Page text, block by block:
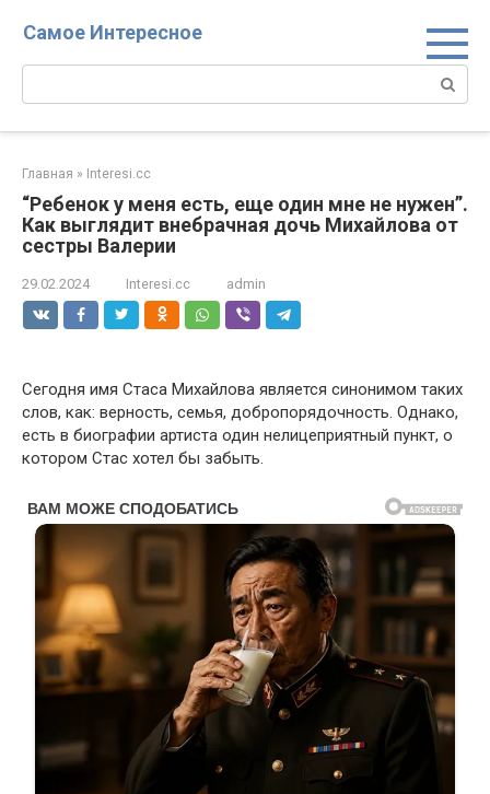
Самое Интересное
Поиск:
Главная » Interesi.cc
“Ребенок у меня есть, еще один мне не нужен”.
Как выглядит внебрачная дочь Михайлова от
сестры Валерии
29.02.2024 Interesi.cc admin
Сегодня имя Стаса Михайлова является синонимом таких
слов, как: верность, семья, добропорядочность. Однако,
есть в биографии артиста один нелицеприятный пункт, о
котором Стас хотел бы забыть.